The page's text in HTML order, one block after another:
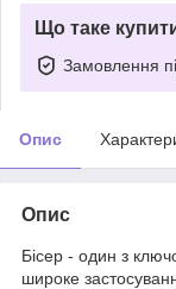
Що таке
Замовлення
Опис
Опис
Бісер - один з
широке